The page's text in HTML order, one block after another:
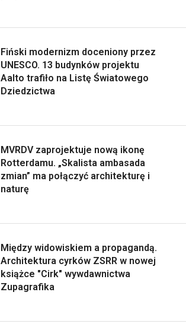
Fiński modernizm doceniony przez
UNESCO. 13 budynków projektu
Aalto trafiło na Listę Światowego
Dziedzictwa
MVRDV zaprojektuje nową ikonę
Rotterdamu. „Skalista ambasada
zmian” ma połączyć architekturę i
naturę
Między widowiskiem a propagandą.
Architektura cyrków ZSRR w nowej
książce "Cirk" wywdawnictwa
Zupagrafika